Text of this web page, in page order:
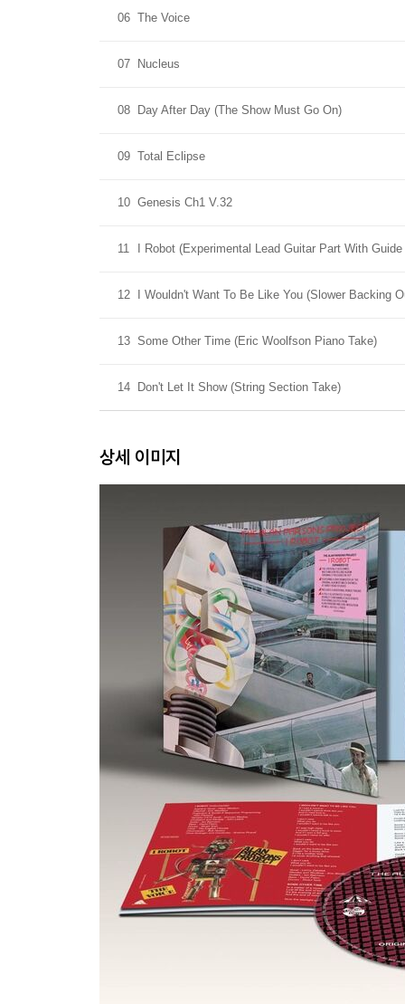
06 The Voice
07 Nucleus
08 Day After Day (The Show Must Go On)
09 Total Eclipse
10 Genesis Ch1 V.32
11 I Robot (Experimental Lead Guitar Part With
12 I Wouldn't Want To Be Like You (Slower Backing
13 Some Other Time (Eric Woolfson Piano Take)
14 Don't Let It Show (String Section Take)
상세 이미지